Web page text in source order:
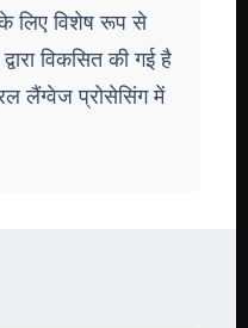
के लिए विशेष रूप से
विकसित की गई है
लैंग्वेज प्रोसेसिंग में